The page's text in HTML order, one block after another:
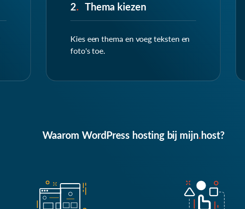
2. Thema kiezen
Kies een thema en voeg teksten en
foto's toe.
Waarom WordPress hosting bij mijn.host?